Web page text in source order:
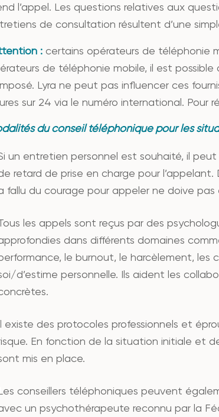
l’appel. Les questions relatives aux
de consultation résultent d’une
: certains opérateurs de téléphonie
de téléphonie mobile, il est
Lyra ne peut pas influencer ces
sur 24 via le numéro international. Pour
du conseil téléphonique pour les
un entretien personnel est souhaité, il
retard de prise en charge pour l’appelant.
fallu du courage pour appeler ne doive pas
les appels sont reçus par des
dans différents domaines
le burnout, le harcèlement, les
d’estime personnelle. Ils aident les
existe des protocoles professionnels et
En fonction de la situation initiale et
mis en place.
conseillers téléphoniques peuvent
un psychothérapeute reconnu par la